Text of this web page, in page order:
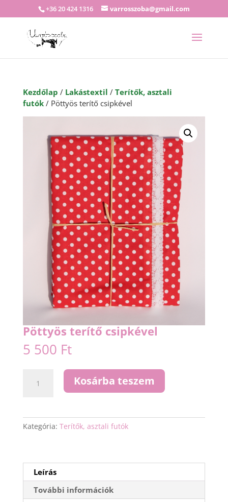
+36 20 424 1316 varrosszoba@gmail.com
Kezdőlap / Lakástextil / Terítők, asztali
futók/ Pöttyös terítő csipkével
Pöttyös terítő csipkével
5 500 Ft
terítő
Kosárba teszem
Kategória: Terítők, asztali futók
Leírás
További információk